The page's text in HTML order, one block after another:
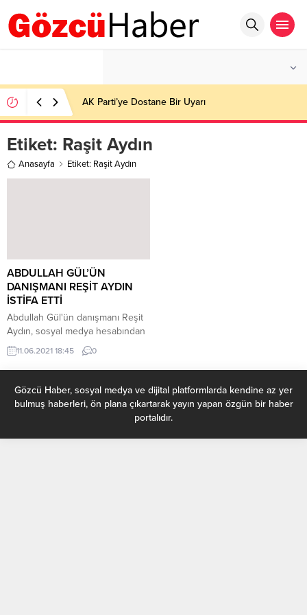
AK Parti’ye Dostane Bir Uyarı
Etiket: Raşit Aydın
Anasayfa Etiket: Raşit Aydın
ABDULLAH GÜL’ÜN
DANIŞMANI REŞİT AYDIN
İSTİFA ETTİ
Abdullah Gül'ün danışmanı Reşit
Aydın, sosyal medya hesabından
yaptığı açıklamayla istifa ettiğini
duyurdu. Aydın, İstifa metninde
HDP'ye kapatma davasına karşı
geliştirilen "siyasi dil" ve HDP'ye
destek açıklamalarının bardağı
Abdullah Gül ’ün danışmanı Reşit
11.06.2021 18:45 0
Gözcü Haber, sosyal medya ve dijital platformlarda kendine az yer
bulmuş haberleri, ön plana çıkartarak yayın yapan özgün bir haber
portalıdır.